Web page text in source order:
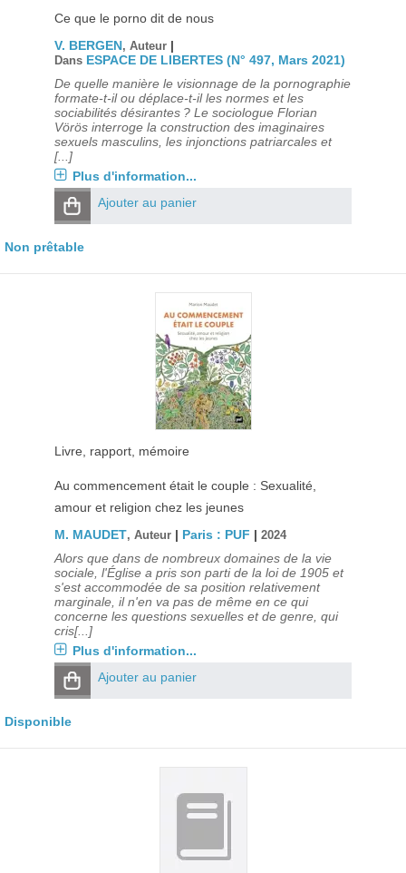
Ce que le porno dit de nous
V. BERGEN, Auteur |
Dans ESPACE DE LIBERTES (N° 497, Mars 2021)
De quelle manière le visionnage de la pornographie
formate-t-il ou déplace-t-il les normes et les
sociabilités désirantes ? Le sociologue Florian
Vörös interroge la construction des imaginaires
sexuels masculins, les injonctions patriarcales et
[...]
Plus d'information...
Ajouter au panier
Non prêtable
Livre, rapport, mémoire
Au commencement était le couple : Sexualité,
amour et religion chez les jeunes
M. MAUDET, Auteur | Paris : PUF | 2024
Alors que dans de nombreux domaines de la vie
sociale, l'Église a pris son parti de la loi de 1905 et
s'est accommodée de sa position relativement
marginale, il n'en va pas de même en ce qui
concerne les questions sexuelles et de genre, qui
cris[...]
Plus d'information...
Ajouter au panier
Disponible